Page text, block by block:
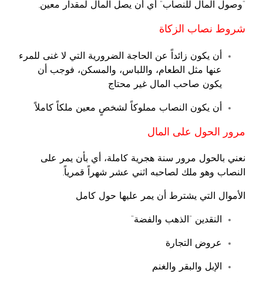
“وصول المال للنصاب” أي أن يصل المال لمقدار معين.
شروط نصاب الزكاة
أن يكون زائداً عن الحاجة الضرورية التي لا غنى للمرء
عنها مثل الطعام، واللباس، والمسكن، فوجب أن
يكون صاحب المال غير محتاج
أن يكون النصاب مملوكاً لشخصٍ معين ملكاً كاملاً
مرور الحول على المال
نعني بالحول مرور سنة هجرية كاملة، أي بأن يمر على
النصاب وهو ملك لصاحبه اثني عشر شهراً قمرياً.
الأموال التي يشترط أن يمر عليها حول كامل
النقدين “الذهب والفضة”
عروض التجارة
الإبل والبقر والغنم